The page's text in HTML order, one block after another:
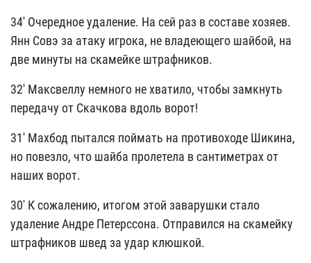
34' Очередное удаление. На сей раз в составе хозяев.
Янн Совэ за атаку игрока, не владеющего шайбой, на
две минуты на скамейке штрафников.
32' Максвеллу немного не хватило, чтобы замкнуть
передачу от Скачкова вдоль ворот!
31' Махбод пытался поймать на противоходе Шикина,
но повезло, что шайба пролетела в сантиметрах от
наших ворот.
30' К сожалению, итогом этой заварушки стало
удаление Андре Петерссона. Отправился на скамейку
штрафников швед за удар клюшкой.